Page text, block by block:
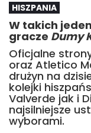
HISZPANIA
W takich
gracze Dumy
Oficjalne
oraz Atletico
drużyn na
kolejki
Valverde jak i
najsilniejsze
wyborami.